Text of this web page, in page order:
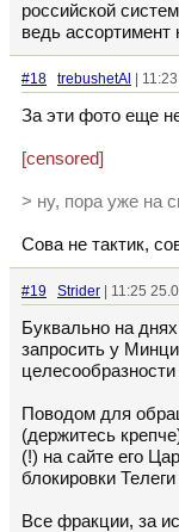
российской
ведь
#18 trebushetAl |
За эти фото еще
[censored]
> ну, пора уже на
Сова не тактик,
#19 Strider | 11:25
Буквально на
запросить у
Поводом для
(держитесь
(!) на сайте его
блокировки Телеги
Все фракции, за